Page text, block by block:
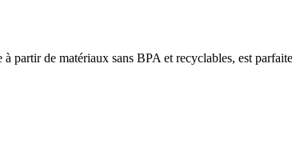
partir de matériaux sans BPA et recyclables, est